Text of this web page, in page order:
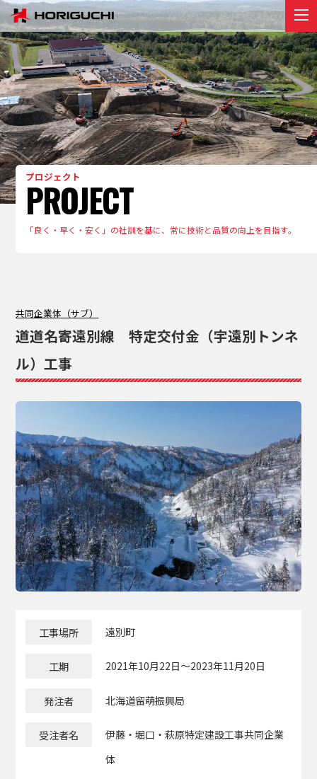
堀口組のこと
ABOUT
プロジェクト
PROJECT
リクルート
RECRUIT
お問い合わせ
contact
プロジェクト
PROJECT
「良く・早く・安く」の社訓を基に、常に技術と品質の向上を目指す。
共同企業体（サブ）
道道名寄遠別線 特定交付金（宇遠別トンネ
ル）工事
工事場所 遠別町
工期 2021年10月22日～2023年11月20日
発注者 北海道留萌振興局
受注者名
伊藤・堀口・萩原特定建設工事共同企業
体